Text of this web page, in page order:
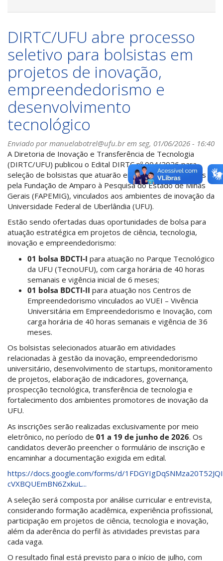
DIRTC/UFU abre processo
seletivo para bolsistas em
projetos de inovação,
empreendedorismo e
desenvolvimento
tecnológico
Enviado pormanuelabotrel@ufu.brem seg, 01/06/2026 - 16:40
A Diretoria de Inovação e Transferência de Tecnologia
(DIRTC/UFU) publicou o Edital DIRTC nº 004/2026 para
seleção de bolsistas que atuarão em projetos financiados
pela Fundação de Amparo à Pesquisa do Estado de Minas
Gerais (FAPEMIG), vinculados aos ambientes de inovação da
Universidade Federal de Uberlândia (UFU).
Estão sendo ofertadas duas oportunidades de bolsa para
atuação estratégica em projetos de ciência, tecnologia,
inovação e empreendedorismo:
01 bolsa BDCTI-I para atuação no Parque Tecnológico
da UFU (TecnoUFU), com carga horária de 40 horas
semanais e vigência inicial de 6 meses;
01 bolsa BDCTI-II para atuação nos Centros de
Empreendedorismo vinculados ao VUEI – Vivência
Universitária em Empreendedorismo e Inovação, com
carga horária de 40 horas semanais e vigência de 36
meses.
Os bolsistas selecionados atuarão em atividades
relacionadas à gestão da inovação, empreendedorismo
universitário, desenvolvimento de startups, monitoramento
de projetos, elaboração de indicadores, governança,
prospecção tecnológica, transferência de tecnologia e
fortalecimento dos ambientes promotores de inovação da
UFU.
As inscrições serão realizadas exclusivamente por meio
eletrônico, no período de 01 a 19 de junho de 2026. Os
candidatos deverão preencher o formulário de inscrição e
encaminhar a documentação exigida em edital.
https://docs.google.com/forms/d/
cVXBQUEmBN6ZxkuL...
A seleção será composta por análise curricular e entrevista,
considerando formação acadêmica, experiência profissional,
participação em projetos de ciência, tecnologia e inovação,
além da aderência do perfil às atividades previstas para
cada vaga.
O resultado final está previsto para o início de julho, com